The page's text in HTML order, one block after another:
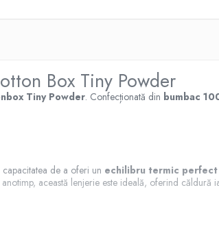
Box Tiny Powder
Tiny Powder. Confecționată din bumbac
de a oferi un echilibru termic perfect
această lenjerie este ideală, oferind căldură